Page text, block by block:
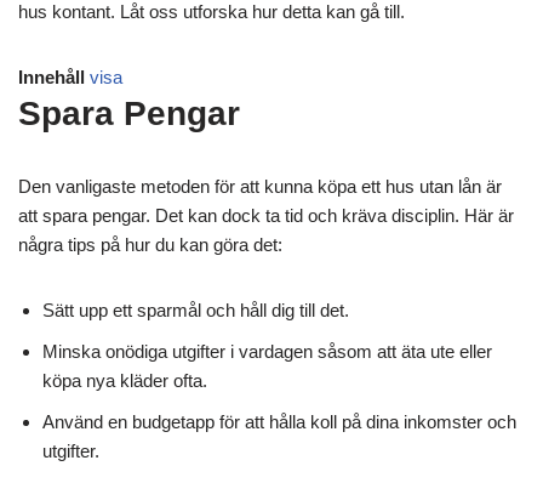
hus kontant. Låt oss utforska hur detta kan gå till.
Innehåll visa
Spara Pengar
Den vanligaste metoden för att kunna köpa ett hus utan lån är
att spara pengar. Det kan dock ta tid och kräva disciplin. Här är
några tips på hur du kan göra det:
Sätt upp ett sparmål och håll dig till det.
Minska onödiga utgifter i vardagen såsom att äta ute eller
köpa nya kläder ofta.
Använd en budgetapp för att hålla koll på dina inkomster och
utgifter.